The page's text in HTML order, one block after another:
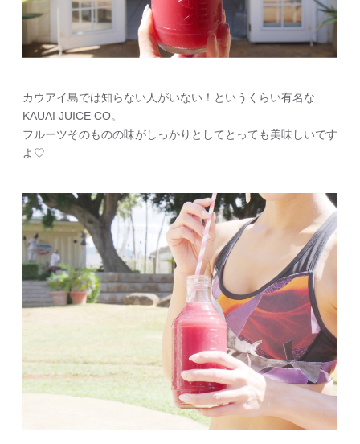
カウアイ島では知らない人がいない！というくらい有名な
KAUAI JUICE CO。
フルーツそのものの味がしっかりとしてとっても美味しいです
よ♡